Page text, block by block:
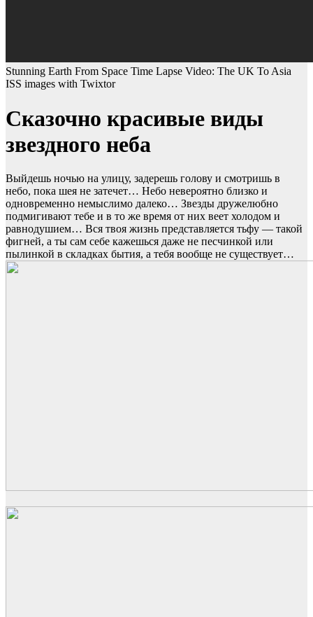
Stunning Earth From Space Time Lapse Video: The UK To Asia
ISS images with Twixtor
Сказочно красивые виды
звездного неба
Выйдешь ночью на улицу, задерешь голову и смотришь в
небо, пока шея не затечет… Небо невероятно близко и
одновременно немыслимо далеко… Звезды дружелюбно
подмигивают тебе и в то же время от них веет холодом и
равнодушием… Вся твоя жизнь представляется тьфу — такой
фигней, а ты сам себе кажешься даже не песчинкой или
пылинкой в складках бытия, а тебя вообще не существует…